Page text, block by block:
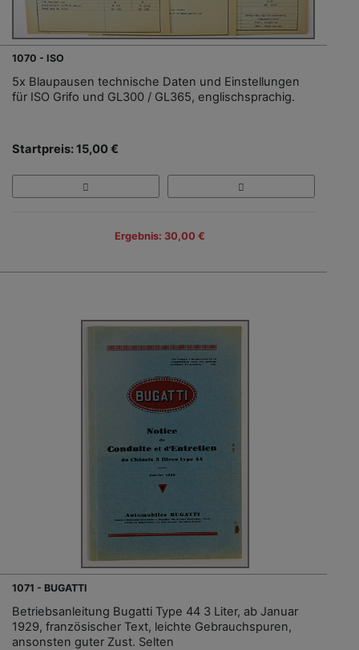
1070 - ISO
5x Blaupausen technische Daten und Einstellungen
für ISO Grifo und GL300 / GL365, englischsprachig.
Startpreis: 15,00 €
Ergebnis: 30,00 €
1071 - BUGATTI
Betriebsanleitung Bugatti Type 44 3 Liter, ab Januar
1929, französischer Text, leichte Gebrauchspuren,
ansonsten guter Zust. Selten